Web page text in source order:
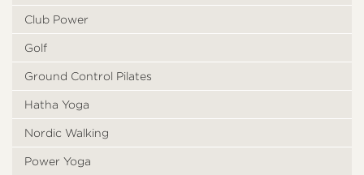
Club Power
Golf
Ground Control Pilates
Hatha Yoga
Nordic Walking
Power Yoga